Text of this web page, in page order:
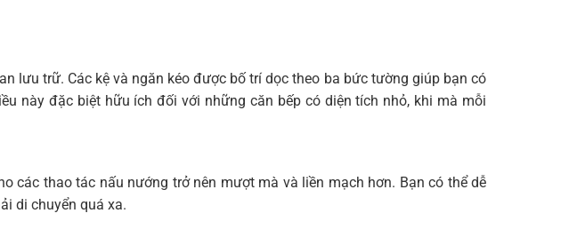
lưu trữ. Các kệ và ngăn kéo được bố trí dọc theo ba bức tường giúp bạn có
này đặc biệt hữu ích đối với những căn bếp có diện tích nhỏ, khi mà mỗi
các thao tác nấu nướng trở nên mượt mà và liền mạch hơn. Bạn có thể dễ
di chuyển quá xa.